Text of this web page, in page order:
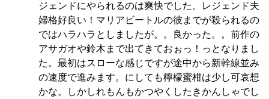
ジェンドにやられるのは爽快でした。レジェンド夫
婦格好良い！マリアビートルの彼までが殺られるの
ではハラハラとしましたが。。良かった。。前作の
アサガオや鈴木まで出てきておぉっ！っとなりまし
た。最初はスローな感じですが途中から新幹線並み
の速度で進みます。にしても檸檬蜜柑は少し可哀想
かな。しかしれもんもかつやくしたきかんしゃでし